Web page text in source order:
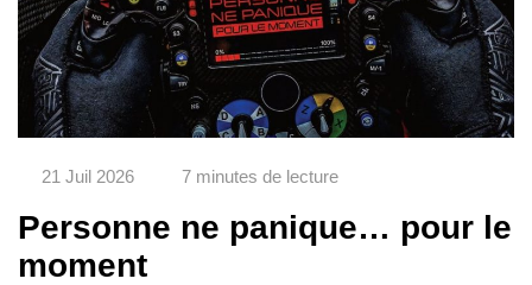
21 Juil 2026 7 minutes de lecture
Personne ne panique… pour le
moment